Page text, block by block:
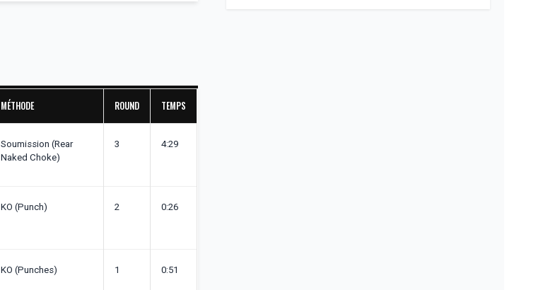
MÉTHODE ROUND TEMPS
Soumission (Rear
Naked Choke)
3 4:29
KO (Punch) 2 0:26
KO (Punches) 1 0:51